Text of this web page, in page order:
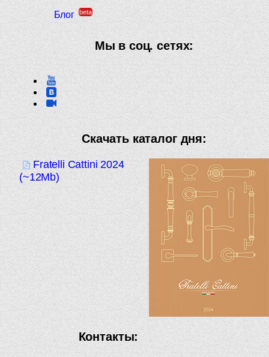
Блог beta
Мы в соц. сетях:
Скачать каталог дня:
Fratelli Cattini 2024
(~12Mb)
Контакты: